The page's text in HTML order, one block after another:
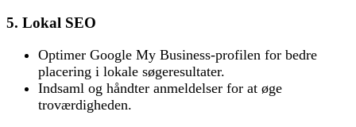
5. Lokal SEO
Optimer Google My Business-profilen for bedre
placering i lokale søgeresultater.
Indsaml og håndter anmeldelser for at øge
troværdigheden.